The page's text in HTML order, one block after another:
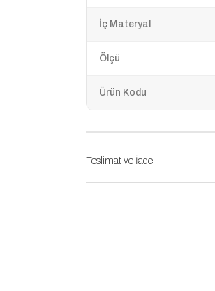
İç Materyal
Ölçü
Ürün Kodu
Teslimat ve İade